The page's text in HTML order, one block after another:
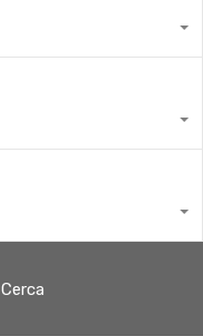
Cerca